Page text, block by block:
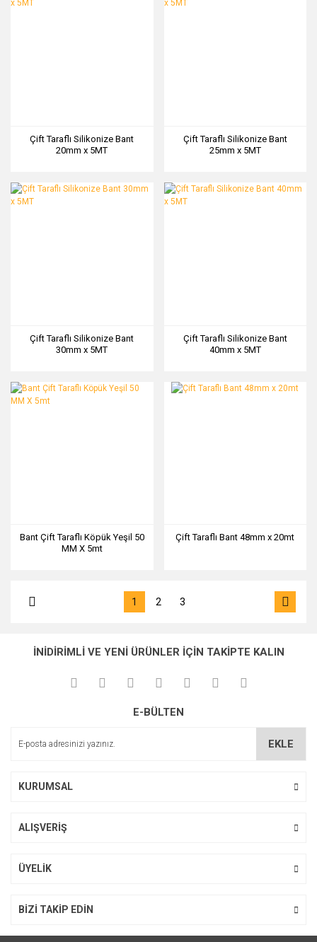
Çift Taraflı Silikonize Bant
20mm x 5MT
Çift Taraflı Silikonize Bant
25mm x 5MT
Çift Taraflı Silikonize Bant
30mm x 5MT
Çift Taraflı Silikonize Bant
40mm x 5MT
Bant Çift Taraflı Köpük Yeşil 50
MM X 5mt
Çift Taraflı Bant 48mm x 20mt
1 2 3
İNİDİRİMLİ VE YENİ ÜRÜNLER İÇİN TAKİPTE KALIN
E-BÜLTEN
EKLE
KURUMSAL
ALIŞVERİŞ
ÜYELİK
BİZİ TAKİP EDİN